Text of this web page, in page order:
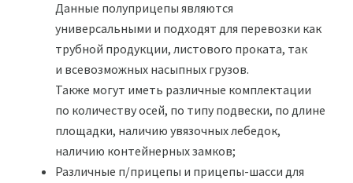
Данные полуприцепы являются
универсальными и подходят для перевозки как
трубной продукции, листового проката, так
и всевозможных насыпных грузов.
Также могут иметь различные комплектации
по количеству осей, по типу подвески, по длине
площадки, наличию увязочных лебедок,
наличию контейнерных замков;
Различные п/прицепы и прицепы-шасси для